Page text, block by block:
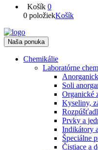
Košík 0
0 položiekKošík
Naša ponuka
Chemikálie
Laboratórne
Soli
Organické
Kyseliny,
Prvky a
Indikátory
Špeciálne
Čistiace a